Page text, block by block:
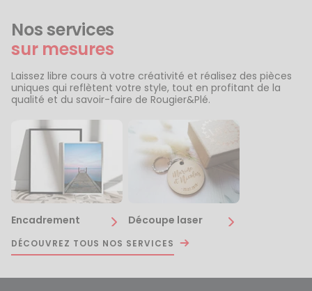
Nos services
sur mesures
Laissez libre cours à votre créativité et réalisez des pièces
uniques qui reflètent votre style, tout en profitant de la
qualité et du savoir-faire de Rougier&Plé.
Encadrement Découpe laser
DÉCOUVREZ TOUS NOS SERVICES